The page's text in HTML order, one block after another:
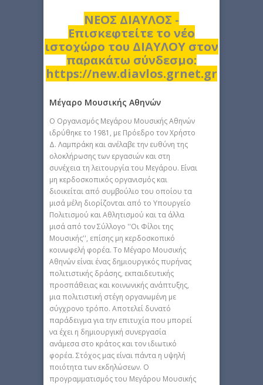
ΝΕΟΣ ΔΙΑΥΛΟΣ -
Επισκεφτείτε το νέο
ιστοχώρο του ΔΙΑΥΛΟΥ στον
παρακάτω σύνδεσμο:
https://new.diavlos.grnet.gr
Μέγαρο Μουσικής Αθηνών
Ο Οργανισμός Μεγάρου Μουσικής Αθηνών
ιδρύθηκε το 1981, με Πρόεδρο τον Χρήστο
Δ. Λαμπράκη και ανέλαβε την ευθύνη της
ολοκλήρωσης των εργασιών και στη
συνέχεια τη λειτουργία του Μεγάρου. Eίναι
μη κερδοσκοπικός οργανισμός και
διοικείται από συμβούλιο του οποίου τα
μισά μέλη διορίζονται από το Υπουργείο
Πολιτισμού και Αθλητισμού και τα άλλα
μισά από τον Σύλλογο ''Οι Φίλοι της
Μουσικής'', επίσης μη κερδοσκοπικό
κοινωφελή φορέα. Το Μέγαρο Μουσικής
Αθηνών είναι ένας δημιουργικός πυρήνας
πολιτιστικής δράσης, εκπαιδευτικής
προσπάθειας και κοινωνικής ανάπτυξης,
μια πολιτιστική στέγη οργανωμένη με
σύγχρονο τρόπο. Αποτελεί δυνατό
παράδειγμα για την επιτυχία που μπορεί
να έχει η δημιουργική συνεργασία
ανάμεσα στο κράτος και τον ιδιωτικό
φορέα. Στόχος μας είναι πάντα η υψηλή
ποιότητα των εκδηλώσεων. Ο
προγραμματισμός του Μεγάρου Μουσικής